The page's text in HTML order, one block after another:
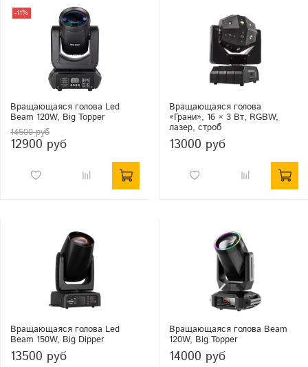
-11%
Вращающаяся голова Led
Beam 120W, Big Topper
14500 руб
12900 руб
Вращающаяся голова
«Грани», 16 × 3 Вт, RGBW,
лазер, строб
13000 руб
Вращающаяся голова Led
Beam 150W, Big Dipper
13500 руб
Вращающаяся голова Beam
120W, Big Topper
14000 руб